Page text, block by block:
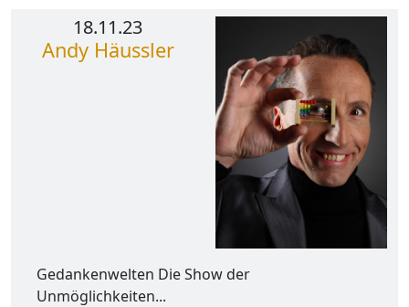
18.11.23
Andy Häussler
Gedankenwelten Die Show der
Unmöglichkeiten...